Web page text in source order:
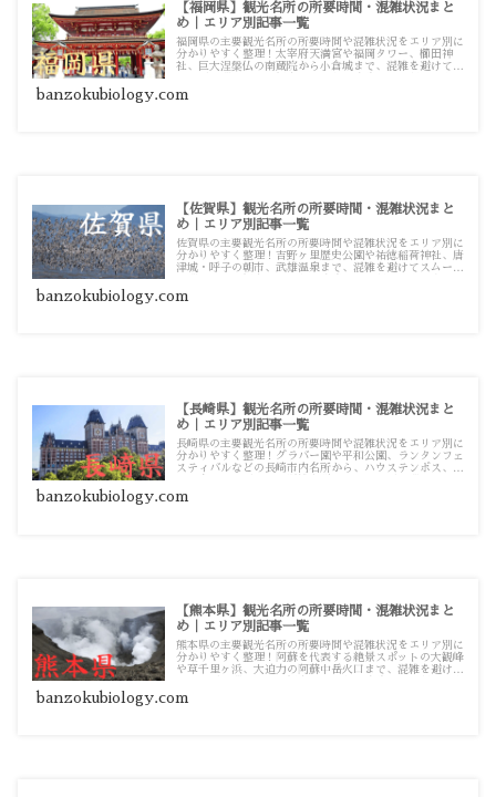
【福岡県】観光名所の所要時間・混雑状況まと
め｜エリア別記事一覧
福岡県の主要観光名所の所要時間や混雑状況をエリア別に
分かりやすく整理！太宰府天満宮や福岡タワー、櫛田神
社、巨大涅槃仏の南蔵院から小倉城まで、混雑を避けてス
す。
banzokubiology.com
【佐賀県】観光名所の所要時間・混雑状況まと
め｜エリア別記事一覧
佐賀県の主要観光名所の所要時間や混雑状況をエリア別に
分かりやすく整理！吉野ヶ里歴史公園や祐徳稲荷神社、唐
津城・呼子の朝市、武雄温泉まで、混雑を避けてスムーズ
banzokubiology.com
【長崎県】観光名所の所要時間・混雑状況まと
め｜エリア別記事一覧
長崎県の主要観光名所の所要時間や混雑状況をエリア別に
分かりやすく整理！グラバー園や平和公園、ランタンフェ
スティバルなどの長崎市内名所から、ハウステンボス、九
観光・お出かけ攻略ガイド記事一覧です。
banzokubiology.com
【熊本県】観光名所の所要時間・混雑状況まと
め｜エリア別記事一覧
熊本県の主要観光名所の所要時間や混雑状況をエリア別に
分かりやすく整理！阿蘇を代表する絶景スポットの大観峰
や草千里ヶ浜、大迫力の阿蘇中岳火口まで、混雑を避けて
です。
banzokubiology.com